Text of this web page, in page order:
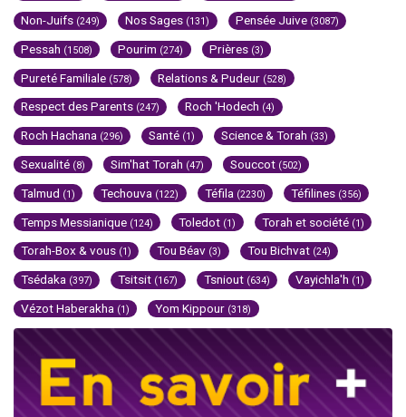
Non-Juifs (249) Nos Sages (131) Pensée Juive (3087)
Pessah (1508) Pourim (274) Prières (3)
Pureté Familiale (578) Relations & Pudeur (528)
Respect des Parents (247) Roch 'Hodech (4)
Roch Hachana (296) Santé (1) Science & Torah (33)
Sexualité (8) Sim'hat Torah (47) Souccot (502)
Talmud (1) Techouva (122) Téfila (2230) Téfilines (356)
Temps Messianique (124) Toledot (1) Torah et société (1)
Torah-Box & vous (1) Tou Béav (3) Tou Bichvat (24)
Tsédaka (397) Tsitsit (167) Tsniout (634) Vayichla'h (1)
Vézot Haberakha (1) Yom Kippour (318)